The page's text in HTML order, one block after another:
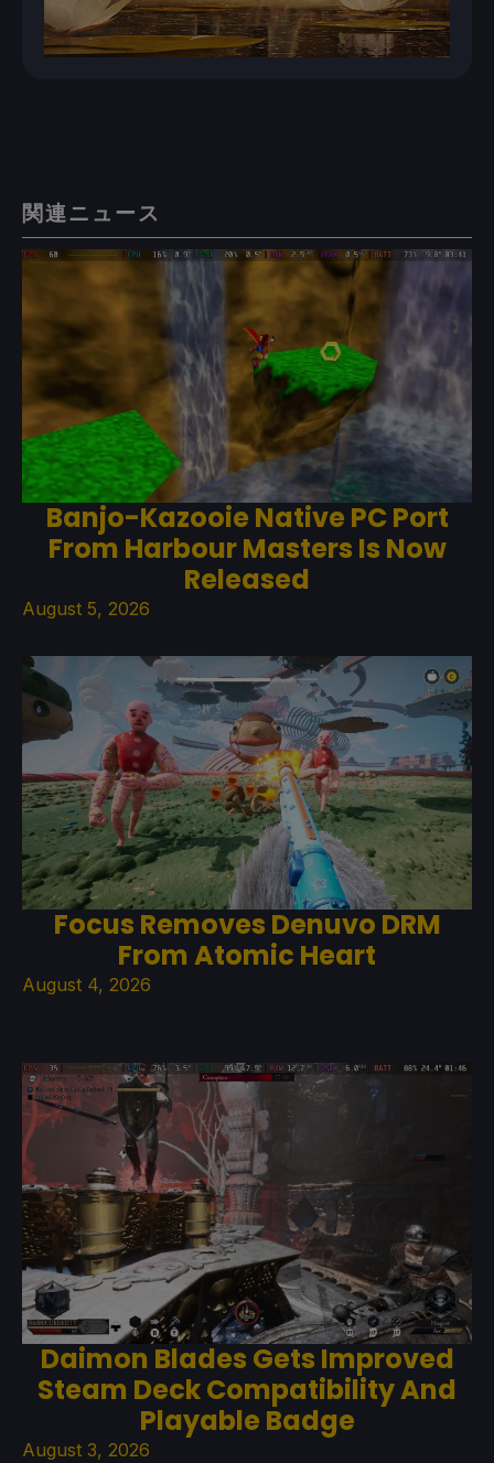
関連ニュース
Banjo-Kazooie Native PC Port
From Harbour Masters Is Now
Released
August 5, 2026
Focus Removes Denuvo DRM
From Atomic Heart
August 4, 2026
Daimon Blades Gets Improved
Steam Deck Compatibility And
Playable Badge
August 3, 2026